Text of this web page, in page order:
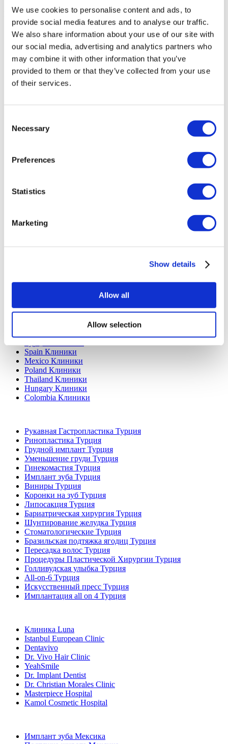
We use cookies to personalise content and ads, to
provide social media features and to analyse our traffic.
We also share information about your use of our site with
our social media, advertising and analytics partners who
may combine it with other information that you’ve
provided to them or that they’ve collected from your use
of their services.
Selection
Necessary
Preferences
Statistics
Marketing
Show details
Allow all
Allow selection
Flymedi
TÜRSAB – Операции на flymedi.com осуществляются
компанией MIRAC SARA TOURISM, туристическим
агентством группы A, зарегистрированным в TÜRSAB
(Сертификат № 12276).
Все процедуры проводятся в сертифицированном
медицинском учреждении, специализирующемся на
медицинском туризме.
Pre-Op Guide
Plany Platezhey
Блог
Политика Конфиденциальности
Свяжитесь с нами
Популярные направления
Spain Клиники
Mexico Клиники
Poland Клиники
Thailand Клиники
Hungary Клиники
Colombia Клиники
Рукавная Гастропластика Турция
Ринопластика Турция
Грудной имплант Турция
Уменьшение груди Турция
Гинекомастия Турция
Имплант зуба Турция
Виниры Турция
Коронки на зуб Турция
Липосакция Турция
Бариатрическая хирургия Турция
Шунтирование желудка Турция
Стоматологические Турция
Бразильская подтяжка ягодиц Турция
Пересадка волос Турция
Процедуры Пластической Хирургии Турция
Голливудская улыбка Турция
All-on-6 Турция
Искусственный пресс Турция
Имплантация all on 4 Турция
Клиника Luna
Istanbul European Clinic
Dentavivo
Dr. Vivo Hair Clinic
YeahSmile
Dr. Implant Dentist
Dr. Christian Morales Clinic
Masterpiece Hospital
Kamol Cosmetic Hospital
Имплант зуба Мексика